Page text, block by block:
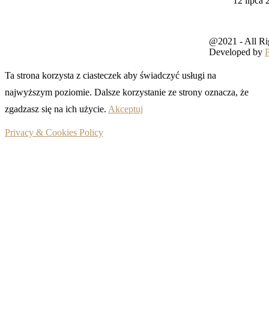
@2021 - All
Developed by
Ta strona korzysta z ciasteczek aby świadczyć usługi na
najwyższym poziomie. Dalsze korzystanie ze strony oznacza, że
zgadzasz się na ich użycie. Akceptuj
Privacy & Cookies Policy